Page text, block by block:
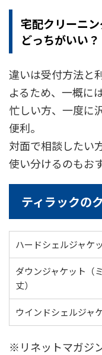
宅配クリーニン
どっちがいい？
違いは受付方法と
よるため、一概に
忙しい方、一度に
便利。
対面で相談したい
使い分けるのもお
ティラックの
ハードシェルジャケ
ダウンジャケット（
丈）
ウインドシェルジャ
※リネットマガジ